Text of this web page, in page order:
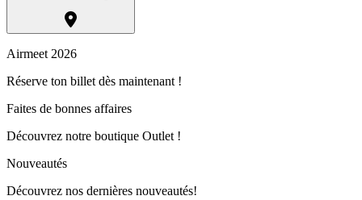
Airmeet 2026
Réserve ton billet dès maintenant !
Faites de bonnes affaires
Découvrez notre boutique Outlet !
Nouveautés
Découvrez nos dernières nouveautés!